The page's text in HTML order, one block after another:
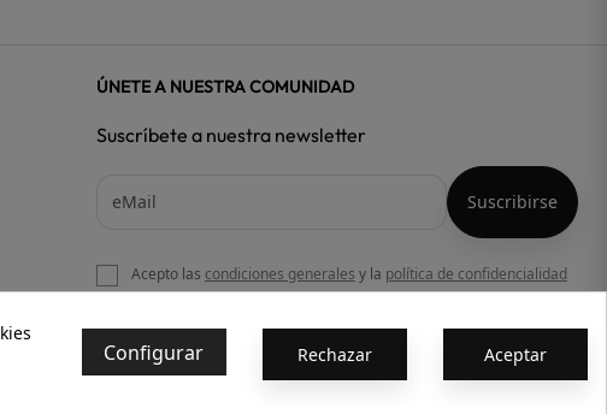
ÚNETE A NUESTRA COMUNIDAD
Suscríbete a nuestra newsletter
Acepto las condiciones generales y la política de confidencialidad
Configurar Rechazar Aceptar